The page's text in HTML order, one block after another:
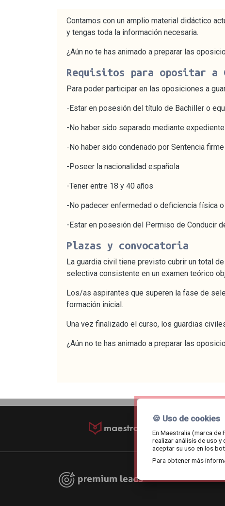
Contamos con un amplio material didáctico
y tengas toda la información necesaria.
¿Aún no te has animado a preparar las
Requisitos para opositar a
Para poder participar en las oposiciones a
-Estar en posesión del título de Bachiller o
-No haber sido separado mediante
-No haber sido condenado por Sentencia
-Poseer la nacionalidad española
-Tener entre 18 y 40 años
-No padecer enfermedad o deficiencia física
-Estar en posesión del Permiso de Conducir
Plazas y convocatoria
La guardia civil tiene previsto cubrir un total
selectiva consistente en un examen teórico
Los/as aspirantes que superen la fase de
formación inicial.
Una vez finalizado el curso, los guardias
¿Aún no te has animado a preparar las
© maestralia.2026 /
Premium leads
🍪 Uso de cookies
En Maestralia (marca de
realizar análisis de uso
aceptar su uso en los
Para obtener más